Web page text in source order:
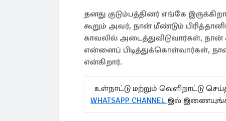
தனது குடும்பத்தினர் எங்கே
கூறும் அவர், நான் மீண்டும்
காவலில் அடைத்துவிடுவார்கள், நான்
என்னைப் பிடித்துக்கொள்வார்கள்,
என்கிறார்.
உள்நாட்டு மற்றும் வெளிநாட்டு
WHATSAPP CHANNEL இல்